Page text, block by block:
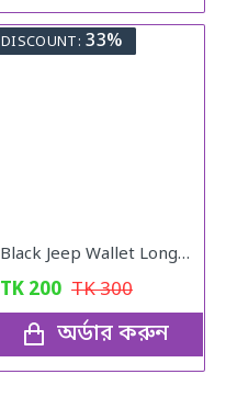
DISCOUNT: 33%
Black Jeep Wallet Long For Men - Wallet
TK 200 TK300
অর্ডার করুন